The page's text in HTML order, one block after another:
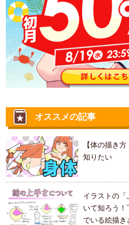
オススメの記事
【体の描き
知りたい
イラストの「
いて知ろう！
でいる絵描き